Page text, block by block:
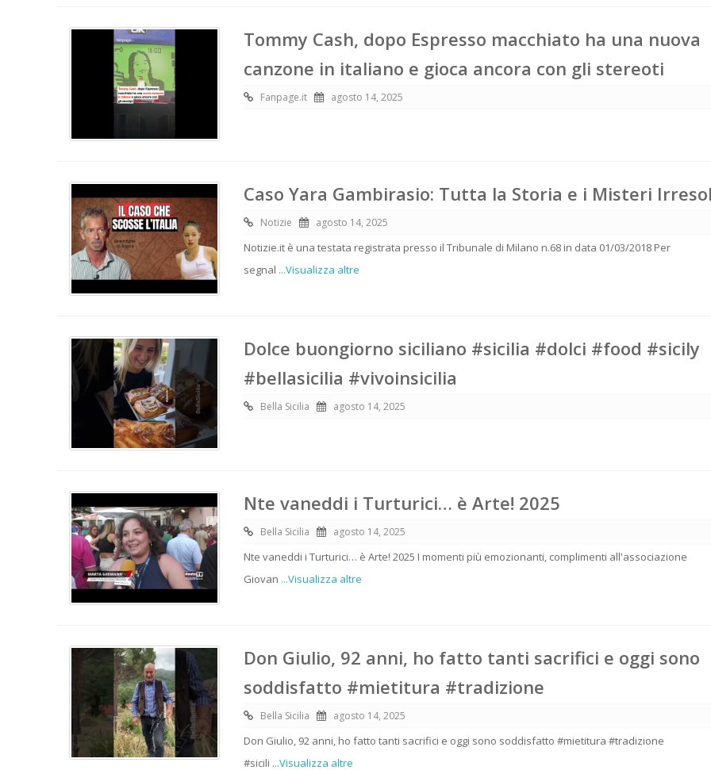
Tommy Cash, dopo Espresso macchiato ha una nuova
canzone in italiano e gioca ancora con gli stereoti
Fanpage.it agosto 14, 2025
Caso Yara Gambirasio: Tutta la Storia e i Misteri
Notizie agosto 14, 2025
Notizie.it è una testata registrata presso il Tribunale di Milano n.68 in data 01/03/2018 Per
segnal ...Visualizza altre
Dolce buongiorno siciliano #sicilia #dolci #food #sicily
#bellasicilia #vivoinsicilia
Bella Sicilia agosto 14, 2025
Nte vaneddi i Turturici… è Arte! 2025
Bella Sicilia agosto 14, 2025
Nte vaneddi i Turturici… è Arte! 2025 I momenti più emozionanti, complimenti all'associazione
Giovan ...Visualizza altre
Don Giulio, 92 anni, ho fatto tanti sacrifici e oggi sono
soddisfatto #mietitura #tradizione
Bella Sicilia agosto 14, 2025
Don Giulio, 92 anni, ho fatto tanti sacrifici e oggi sono soddisfatto #mietitura #tradizione
#sicili ...Visualizza altre